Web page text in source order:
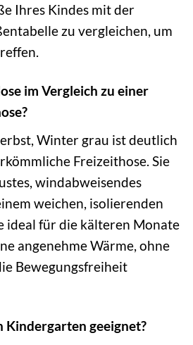
Ihres Kindes mit der
zu vergleichen, um
im Vergleich zu einer
Winter grau ist deutlich
Freizeithose. Sie
windabweisendes
weichen, isolierenden
ideal für die kälteren Monate
angenehme Wärme, ohne
Bewegungsfreiheit
Kindergarten geeignet?